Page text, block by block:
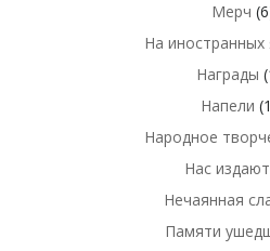
Мерч
На иностранных
Награды
Напели
Народное
Нас издают
Нечаянная
Памяти